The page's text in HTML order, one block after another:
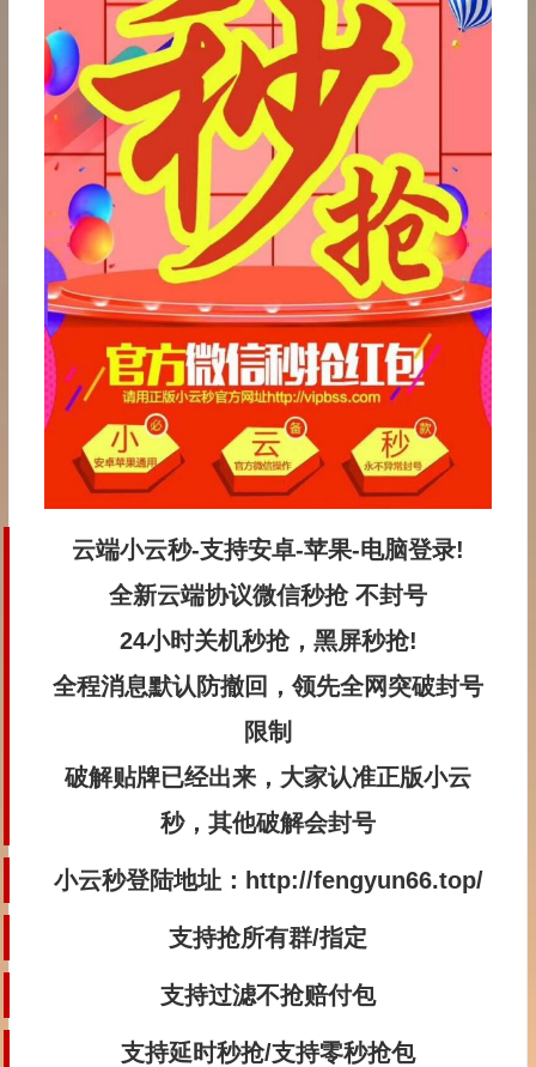
云端小云秒-支持安卓-苹果-电脑登录!
全新云端协议微信秒抢 不封号
24小时关机秒抢，黑屏秒抢!
全程消息默认防撤回，领先全网突破封号
限制
破解贴牌已经出来，大家认准正版小云
秒，其他破解会封号
小云秒登陆地址： http://fengyun66.top/
支持抢所有群/指定
支持过滤不抢赔付包
支持延时秒抢/支持零秒抢包